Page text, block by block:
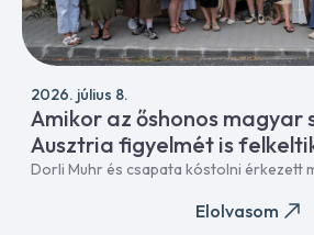
2026. július 8.
Amikor az őshonos magyar
Ausztria figyelmét is
Dorli Muhr és csapata kóstolni érkezett
Elolvasom